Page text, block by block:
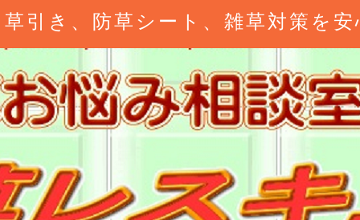
引き、防草シート、雑草対策を